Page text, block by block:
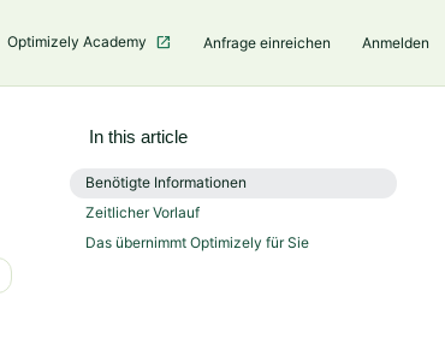
Optimizely Academy Anfrage einreichen Anmelden
In this article
Benötigte Informationen
Zeitlicher Vorlauf
Das übernimmt Optimizely für Sie